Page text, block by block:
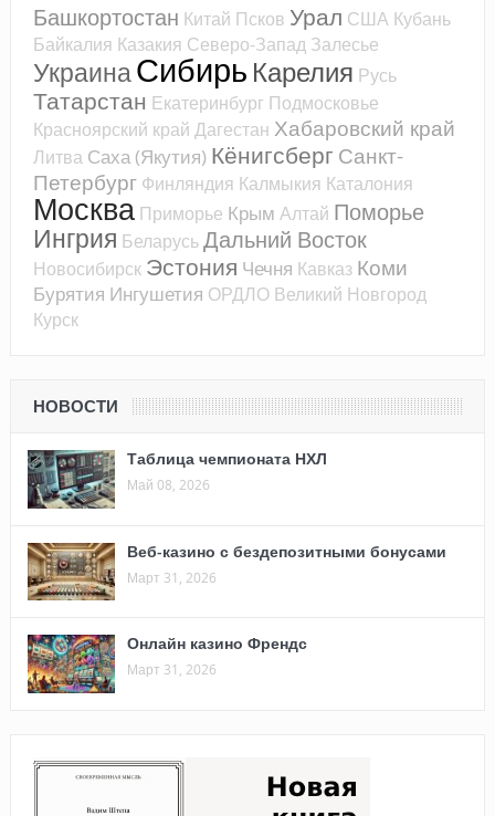
Башкортостан Китай Псков Урал США Кубань
Байкалия Казакия Северо-Запад Залесье
УкраинаСибирь Карелия Русь
Татарстан Екатеринбург Подмосковье
Красноярский край Дагестан Хабаровский край
Литва Саха (Якутия) Кёнигсберг Санкт-
Петербург Финляндия Калмыкия Каталония
Москва Приморье Крым Алтай Поморье
Ингрия БеларусьДальний Восток
Новосибирск Эстония Чечня Кавказ Коми
Бурятия Ингушетия ОРДЛО Великий Новгород
Курск
НОВОСТИ
Таблица чемпионата НХЛ
Май 08, 2026
Веб-казино с бездепозитными бонусами
Март 31, 2026
Онлайн казино Френдс
Март 31, 2026